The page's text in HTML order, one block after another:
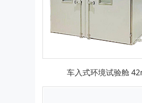
车入式环境试验舱